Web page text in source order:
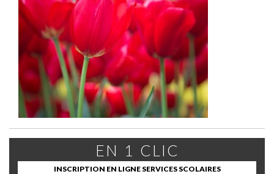
EN 1 CLIC
INSCRIPTION EN LIGNE SERVICES SCOLAIRES